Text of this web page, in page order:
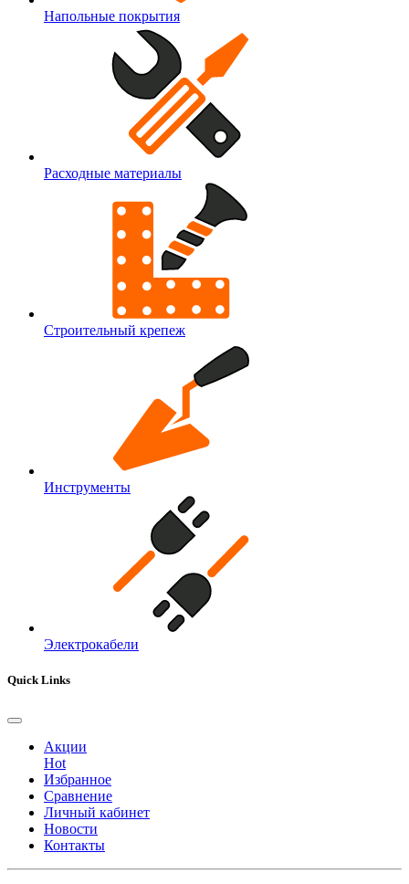
Напольные покрытия
Расходные материалы
Строительный крепеж
Инструменты
Электрокабели
Quick Links
Акции
Hot
Избранное
Сравнение
Личный кабинет
Новости
Контакты